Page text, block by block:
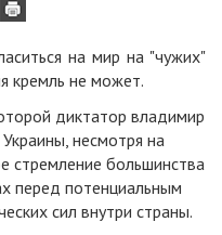
на мир на "чужих"
кремль не может.
диктатор владимир
несмотря на
стремление большинства
перед потенциальным
сил внутри страны.